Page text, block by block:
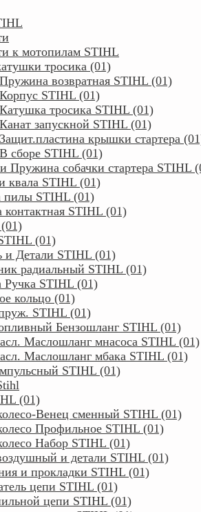
к мотопилам STIHL
тросика (01)
возвратная STIHL (01)
STIHL (01)
тросика STIHL (01)
запускной STIHL (01)
крышки стартера
сборе STIHL (01)
Пружина собачки стартера STIHL
квала STIHL (01)
пилы STIHL (01)
STIHL (01)
(01)
и Детали STIHL (01)
радиальный STIHL (01)
Ручка STIHL (01)
кольцо (01)
STIHL (01)
Бензошланг STIHL (01)
Маслошланг мнасоса STIHL (01)
Маслошланг мбака STIHL (01)
STIHL (01)
(01)
Венец сменный STIHL (01)
Профильное STIHL (01)
Набор STIHL (01)
и детали STIHL (01)
и прокладки STIHL (01)
цепи STIHL (01)
цепи STIHL (01)